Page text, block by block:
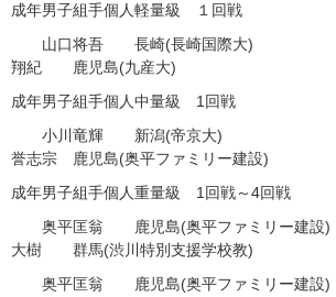
成年男子組手個人軽量級 １回戦
山口将吾 長崎(長崎国際大)
翔紀 鹿児島(九産大)
成年男子組手個人中量級 1回戦
小川竜輝 新潟(帝京大)
誉志宗 鹿児島(奥平ファミリー建設)
成年男子組手個人重量級 1回戦～4回戦
奥平匡翁 鹿児島(奥平ファミリー建
大樹 群馬(渋川特別支援学校教)
奥平匡翁 鹿児島(奥平ファミリー建